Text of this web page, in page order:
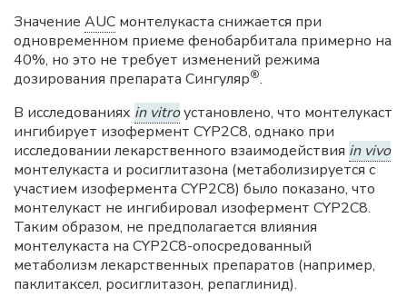
Значение AUC монтелукаста снижается при
одновременном приеме фенобарбитала примерно на
40%, но это не требует изменений режима
дозирования препарата Сингуляр®.
В исследованиях in vitroустановлено, что монтелукаст
ингибирует изофермент CYP2С8, однако при
исследовании лекарственного взаимодействия in vivo
монтелукаста и росиглитазона (метаболизируется с
участием изофермента CYP2С8) было показано, что
монтелукаст не ингибировал изофермент CYP2С8.
Таким образом, не предполагается влияния
монтелукаста на CYP2С8-опосредованный
метаболизм лекарственных препаратов (например,
паклитаксел, росиглитазон, репаглинид).